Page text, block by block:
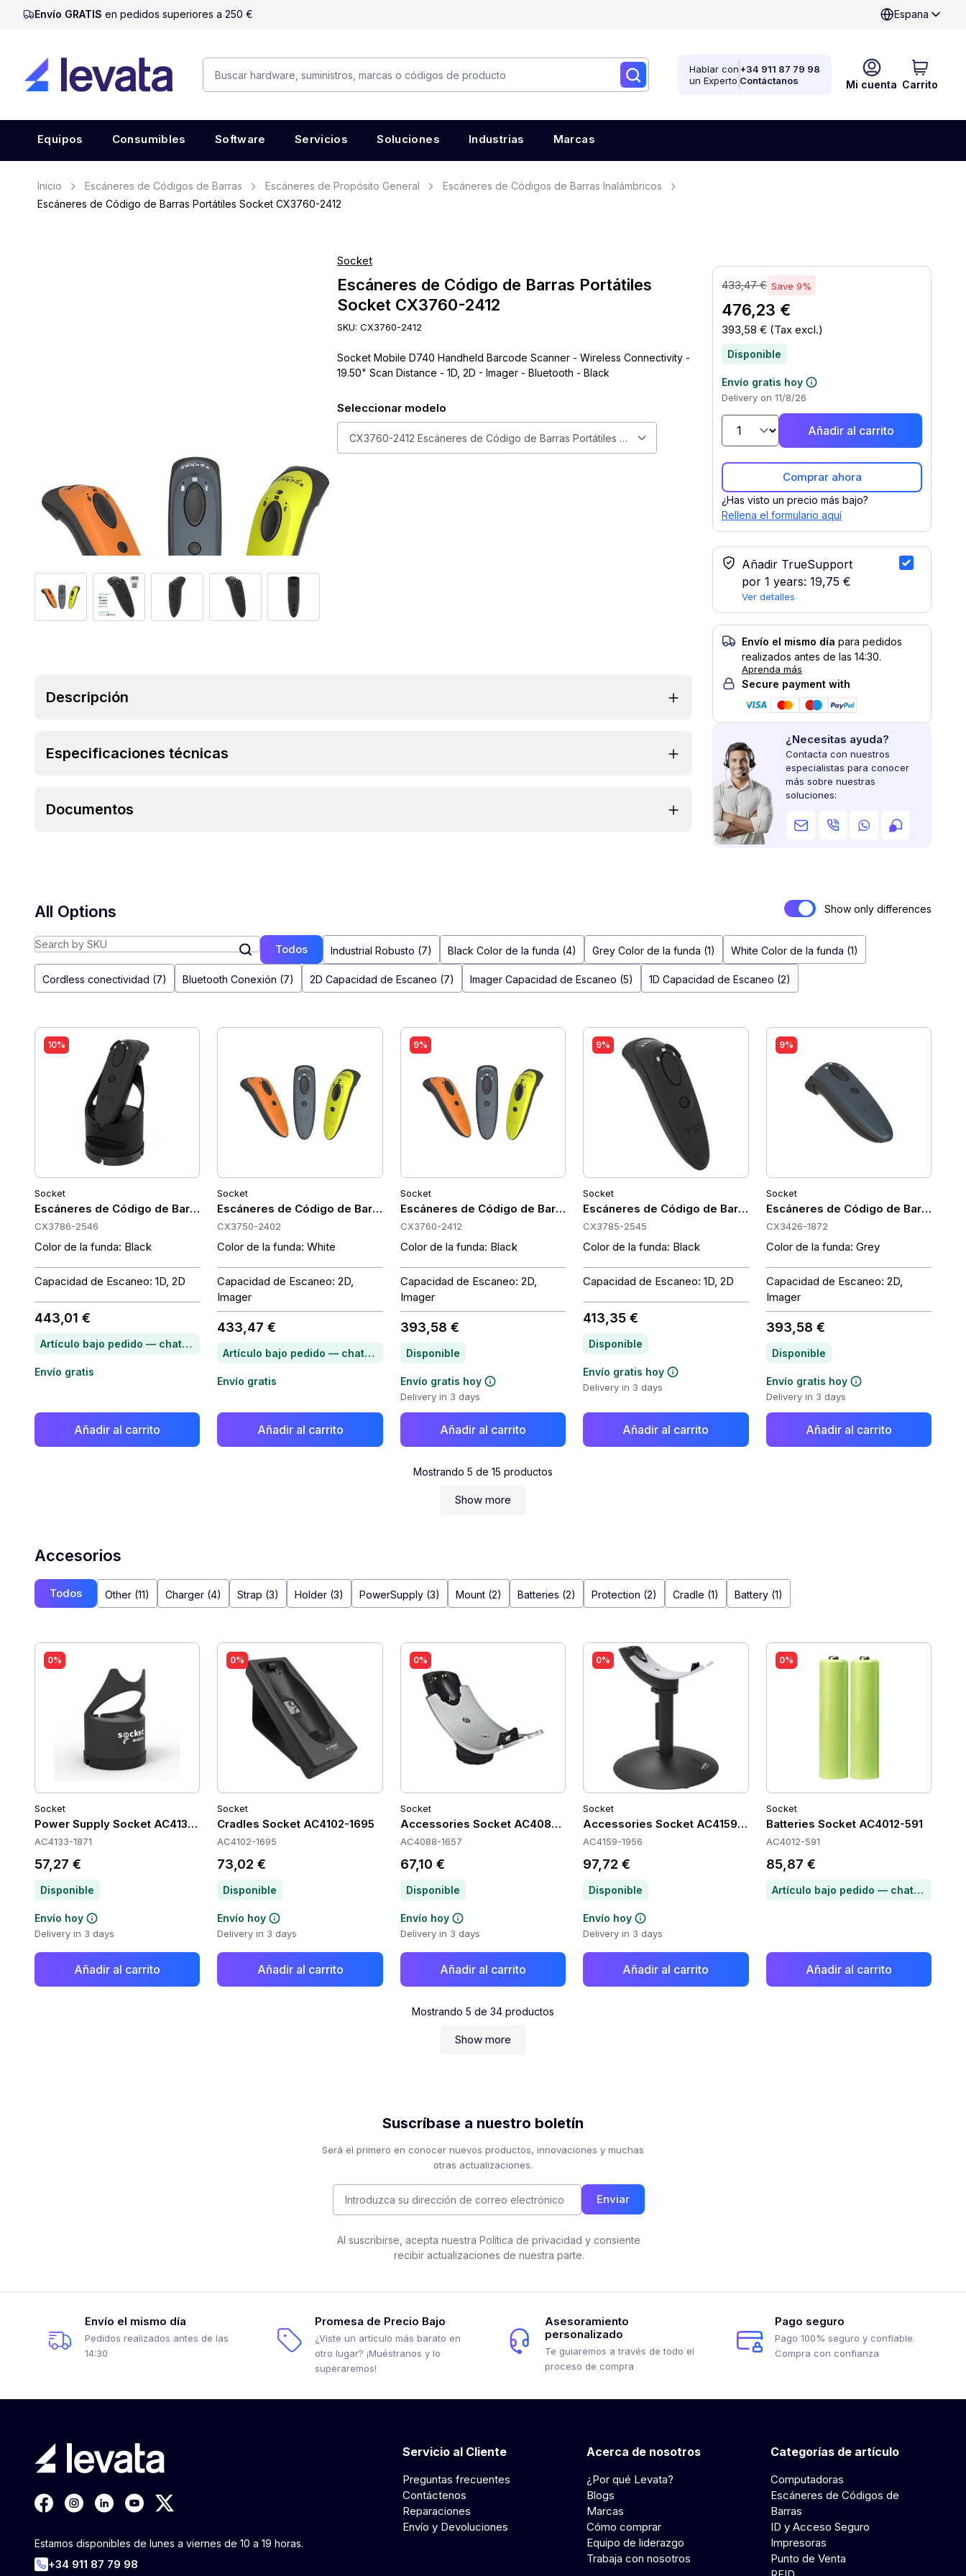
Envío GRATIS en pedidos superiores a 250 € Espana
Mi cuenta Carrito
Hablar con
un Experto
+34 911 87 79 98
Contáctanos
Equipos Consumibles Software Servicios Soluciones Industrias Marcas
Inicio Escáneres de Códigos de Barras Escáneres de Propósito General
Escáneres de Códigos de Barras Inalámbricos
Escáneres de Código de Barras Portátiles Socket CX3760-2412
View larger imageView larger imageView larger imageView larger imageView larger image
Socket
Escáneres de Código de Barras Portátiles
Socket CX3760-2412
SKU: CX3760-2412
Socket Mobile D740 Handheld Barcode Scanner - Wireless Connectivity -
19.50" Scan Distance - 1D, 2D - Imager - Bluetooth - Black
Seleccionar modelo
CX3760-2412 Escáneres de Código de Barras Portátiles Socket CX3760-2412
433,47 € Save 9%
476,23 €
393,58 € (Tax excl.)
Disponible
Envío gratis hoy
Delivery on 11/8/26
Añadir al carrito
Comprar ahora
¿Has visto un precio más bajo?
Rellena el formulario aquí
Añadir TrueSupport
por 1 years: 19,75 €
Ver detalles
Servicio TrueSupport
Envío el mismo día para pedidos
realizados antes de las 14:30.
Aprenda más
Secure payment with
¿Necesitas ayuda?
Contacta con nuestros
especialistas para conocer
más sobre nuestras
soluciones:
Descripción
Especificaciones técnicas
Documentos
Show only differences
All Options
Todos Industrial Robusto (7) Black Color de la funda (4) Grey Color de la funda (1) White Color de la funda (1)
Cordless conectividad (7) Bluetooth Conexión (7) 2D Capacidad de Escaneo (7) Imager Capacidad de Escaneo (5) 1D Capacidad de Escaneo (2)
10%
Socket
Escáneres de Código de Barras Portátiles Socket CX3786-2546
CX3786-2546
Color de la funda: Black
Capacidad de Escaneo: 1D, 2D
443,01 €
Artículo bajo pedido — chatea para conocer el plazo de entrega
Envío gratis
Añadir al carrito
Socket
Escáneres de Código de Barras Portátiles Socket CX3750-2402
CX3750-2402
Color de la funda: White
Capacidad de Escaneo: 2D,
Imager
433,47 €
Artículo bajo pedido — chatea para conocer el plazo de entrega
Envío gratis
Añadir al carrito
9%
Socket
Escáneres de Código de Barras Portátiles Socket CX3760-2412
CX3760-2412
Color de la funda: Black
Capacidad de Escaneo: 2D,
Imager
393,58 €
Disponible
Envío gratis hoy
Delivery in 3 days
Añadir al carrito
9%
Socket
Escáneres de Código de Barras Portátiles Socket CX3785-2545
CX3785-2545
Color de la funda: Black
Capacidad de Escaneo: 1D, 2D
413,35 €
Disponible
Envío gratis hoy
Delivery in 3 days
Añadir al carrito
9%
Socket
Escáneres de Código de Barras
CX3426-1872
Color de la funda: Grey
Capacidad de Escaneo: 2D,
Imager
393,58 €
Disponible
Envío gratis hoy
Delivery in 3 days
Añadir al carrito
Mostrando 5 de 15 productos
Show more
Accesorios
Todos Other (11) Charger (4) Strap (3) Holder (3) PowerSupply (3) Mount (2) Batteries (2) Protection (2) Cradle (1) Battery (1)
0%
Socket
Power Supply Socket AC4133-1871
AC4133-1871
57,27 €
Disponible
Envío hoy
Delivery in 3 days
Añadir al carrito
0%
Socket
Cradles Socket AC4102-1695
AC4102-1695
73,02 €
Disponible
Envío hoy
Delivery in 3 days
Añadir al carrito
0%
Socket
Accessories Socket AC4088-1657
AC4088-1657
67,10 €
Disponible
Envío hoy
Delivery in 3 days
Añadir al carrito
0%
Socket
Accessories Socket AC4159-1956
AC4159-1956
97,72 €
Disponible
Envío hoy
Delivery in 3 days
Añadir al carrito
0%
Socket
Batteries Socket AC4012-591
AC4012-591
85,87 €
Artículo bajo pedido — chatea para conocer el plazo de entrega
Añadir al carrito
Mostrando 5 de 34 productos
Show more
Suscríbase a nuestro boletín
Será el primero en conocer nuevos productos, innovaciones y muchas
otras actualizaciones.
Enviar
Al suscribirse, acepta nuestra Política de privacidad y consiente
recibir actualizaciones de nuestra parte.
Envío el mismo día
Pedidos realizados antes de las
14:30
Promesa de Precio Bajo
¿Viste un artículo más barato en
otro lugar? ¡Muéstranos y lo
superaremos!
Asesoramiento
personalizado
Te guiaremos a través de todo el
proceso de compra
Pago seguro
Pago 100% seguro y confiable.
Compra con confianza
Estamos disponibles de lunes a viernes de 10 a 19 horas.
+34 911 87 79 98
Servicio al Cliente
Preguntas frecuentes
Contáctenos
Reparaciones
Envío y Devoluciones
Acerca de nosotros
¿Por qué Levata?
Blogs
Marcas
Cómo comprar
Equipo de liderazgo
Trabaja con nosotros
Categorías de artículo
Computadoras
Escáneres de Códigos de
Barras
ID y Acceso Seguro
Impresoras
Punto de Venta